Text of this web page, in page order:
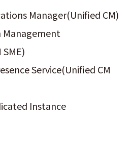
Manager(Unified CM)
Management
Service(Unified CM
Instance